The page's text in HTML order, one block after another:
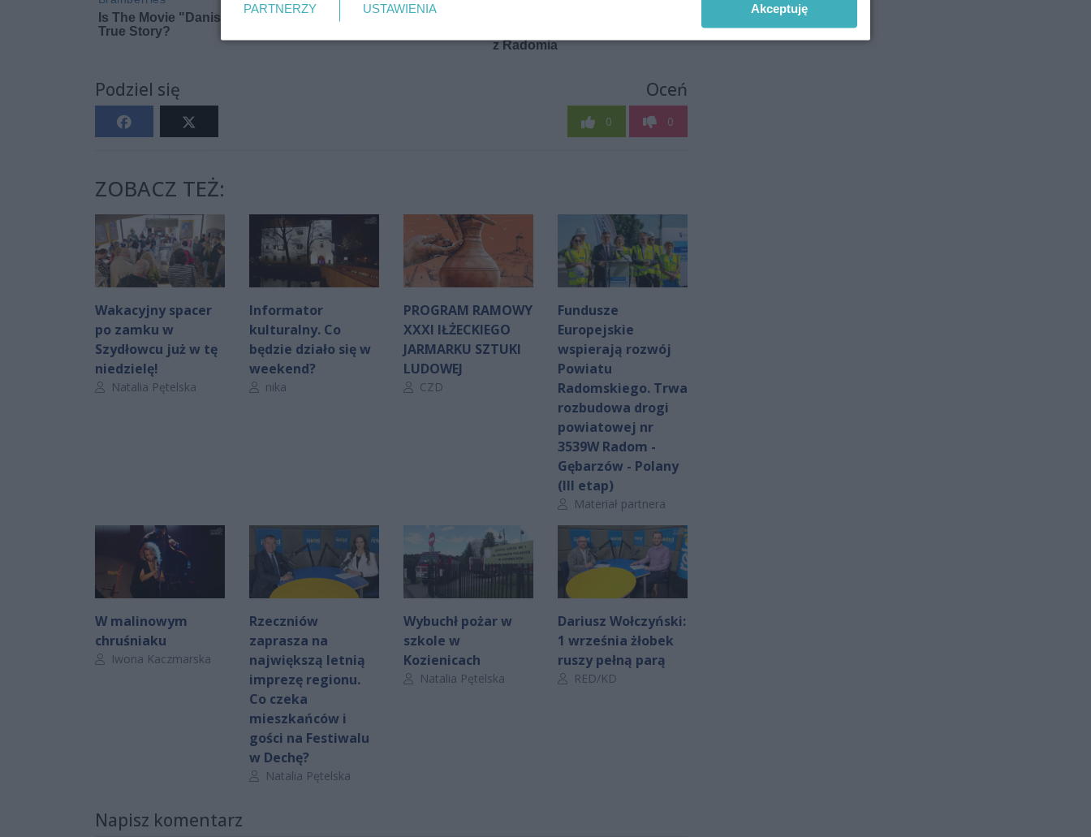
Podziel się Oceń
0 0
ZOBACZ TEŻ:
Wakacyjny spacer
po zamku w
Szydłowcu już w tę
niedzielę!
Autor artykułu:
Natalia Pętelska
Informator
kulturalny. Co
będzie działo się w
weekend?
Autor artykułu:
nika
PROGRAM RAMOWY
XXXI IŁŻECKIEGO
JARMARKU SZTUKI
LUDOWEJ
Autor artykułu:
CZD
Fundusze
Europejskie
wspierają rozwój
Powiatu
Radomskiego. Trwa
rozbudowa drogi
powiatowej nr
3539W Radom -
Gębarzów - Polany
(III etap)
Autor artykułu:
Materiał partnera
W malinowym
chruśniaku
Autor artykułu:
Iwona Kaczmarska
Rzeczniów
zaprasza na
największą letnią
imprezę regionu.
Co czeka
mieszkańców i
gości na Festiwalu
w Dechę?
Autor artykułu:
Natalia Pętelska
Wybuchł pożar w
szkole w
Kozienicach
Autor artykułu:
Natalia Pętelska
Dariusz Wołczyński:
1 września żłobek
ruszy pełną parą
Autor artykułu:
RED/KD
Napisz komentarz
PARTNERZY USTAWIENIA Akceptuję